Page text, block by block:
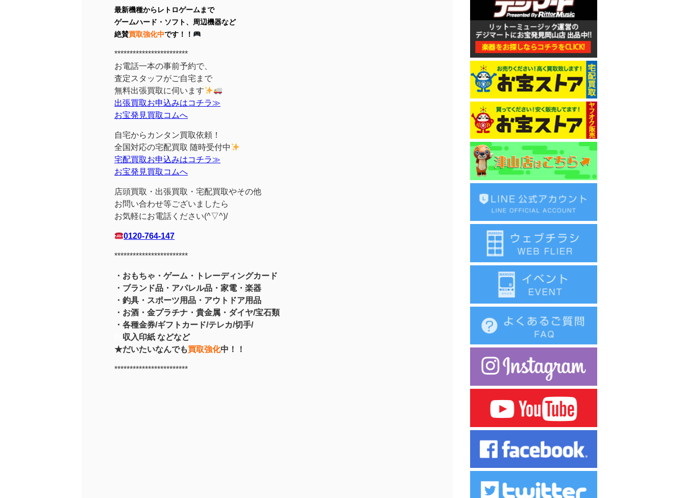
最新機種からレトロゲームまで
ゲームハード・ソフト、周辺機器など
絶賛買取強化中です！！
************************
お電話一本の事前予約で、
査定スタッフがご自宅まで
無料出張買取に伺います
出張買取お申込みはコチラ≫
お宝発見買取コムへ
自宅からカンタン買取依頼！
全国対応の宅配買取 随時受付中
宅配買取お申込みはコチラ≫
お宝発見買取コムへ
店頭買取・出張買取・宅配買取やその他
お問い合わせ等ございましたら
お気軽にお電話ください(^▽^)/
0120-764-147
************************
・おもちゃ・ゲーム・トレーディングカード
・ブランド品・アパレル品・家電・楽器
・釣具 ・スポーツ用品 ・アウトドア用品
・お酒 ・金プラチナ・貴金属 ・ ダイヤ/宝石類
・各種金券/ギフトカード/テレカ/切手/
収入印紙 などなど
★だいたいなんでも買取強化中！！
************************